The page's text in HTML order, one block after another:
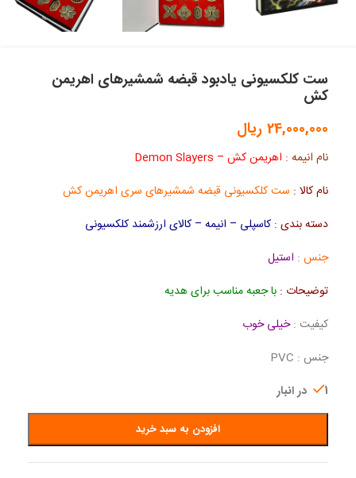
ست کلکسیونی یادبود قبضه شمشیرهای اهریمن
کش
24,000,000 ریال
نام انیمه : اهریمن کش – Demon Slayers
نام کالا : ست کلکسیونی قبضه شمشیرهای سری اهریمن کش
دسته بندی : کاسپلی – انیمه – کالای ارزشمند کلکسیونی
جنس : استیل
توضیحات : با جعبه مناسب برای هدیه
کیفیت :خیلی خوب
جنس : PVC
1 در انبار
افزودن به سبد خرید